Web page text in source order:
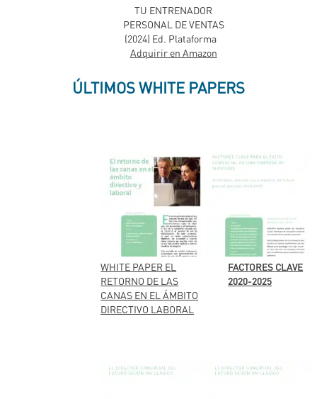
TU ENTRENADOR
PERSONAL DE VENTAS
(2024) Ed. Plataforma
Adquirir en Amazon
ÚLTIMOS WHITE PAPERS
WHITE PAPER EL
RETORNO DE LAS
CANAS EN EL ÁMBITO
DIRECTIVO LABORAL
FACTORES CLAVE
2020-2025